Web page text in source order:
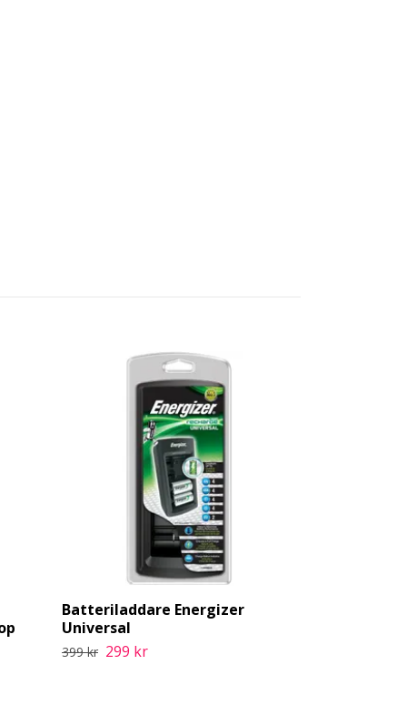
Batteriladdare Energizer
Universal
399 kr 299 kr